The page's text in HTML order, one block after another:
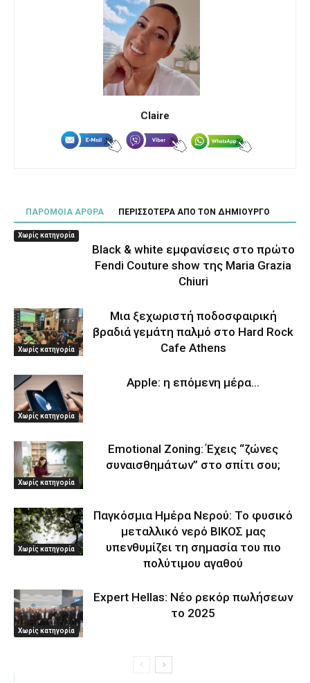
Claire
ΠΑΡΟΜΟΙΑ ΑΡΘΡΑ ΠΕΡΙΣΣΟΤΕΡΑ ΑΠΟ ΤΟΝ ΔΗΜΙΟΥΡΓΟ
Χωρίς κατηγορία
Black & white εμφανίσεις στο πρώτο
Fendi Couture show της Maria Grazia
Chiuri
Χωρίς κατηγορία
Μια ξεχωριστή ποδοσφαιρική
βραδιά γεμάτη παλμό στο Hard Rock
Cafe Athens
Χωρίς κατηγορία
Apple: η επόμενη μέρα…
Χωρίς κατηγορία
Emotional Zoning: Έχεις “ζώνες
συναισθημάτων” στο σπίτι σου;
Χωρίς κατηγορία
Παγκόσμια Ημέρα Νερού: Το φυσικό
μεταλλικό νερό ΒΙΚΟΣ μας
υπενθυμίζει τη σημασία του πιο
πολύτιμου αγαθού
Χωρίς κατηγορία
Expert Hellas: Νέο ρεκόρ πωλήσεων
το 2025